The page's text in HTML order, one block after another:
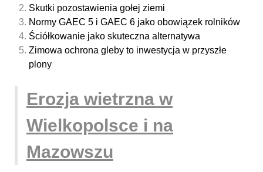
Skutki pozostawienia gołej ziemi
Normy GAEC 5 i GAEC 6 jako obowiązek rolników
Ściółkowanie jako skuteczna alternatywa
Zimowa ochrona gleby to inwestycja w przyszłe
plony
Erozja wietrzna w
Wielkopolsce i na
Mazowszu